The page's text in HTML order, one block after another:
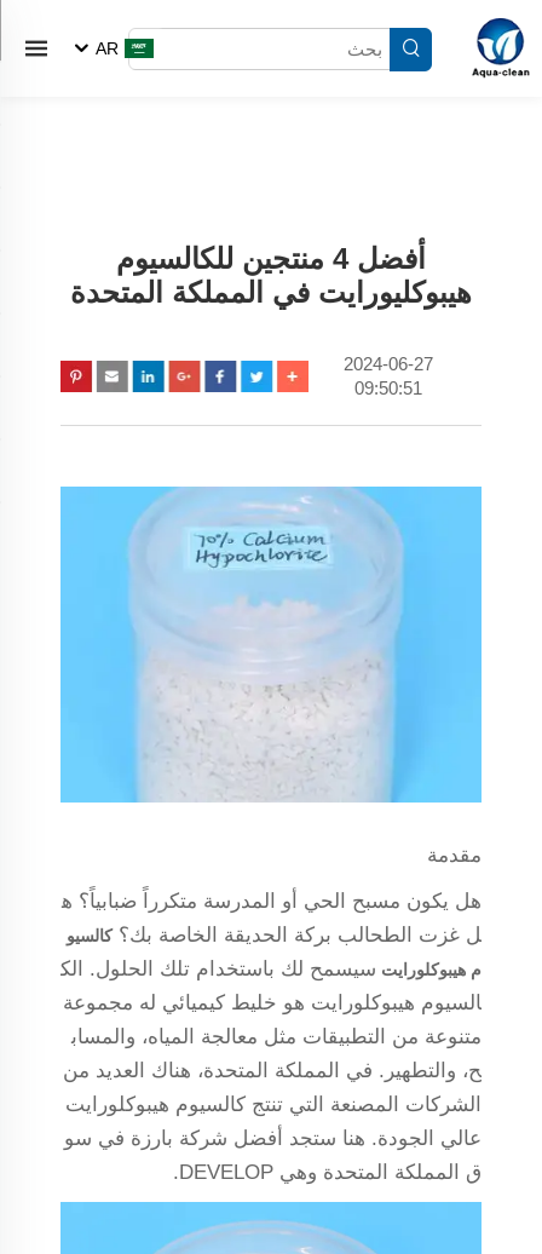
AR
أفضل 4 منتجين للكالسيوم
هيبوكليورايت في المملكة المتحدة
2024-06-27
09:50:51
مقدمة
هل يكون مسبح الحي أو المدرسة متكرراً ضبابياً؟ ه
ل غزت الطحالب بركة الحديقة الخاصة بك؟كالسيو
م هيبوكلورايت سيسمح لك باستخدام تلك الحلول. الك
السيوم هيبوكلورايت هو خليط كيميائي له مجموعة
متنوعة من التطبيقات مثل معالجة المياه، والمساب
ح، والتطهير. في المملكة المتحدة، هناك العديد من
الشركات المصنعة التي تنتج كالسيوم هيبوكلورايت
عالي الجودة. هنا ستجد أفضل شركة بارزة في سو
ق المملكة المتحدة وهي DEVELOP.